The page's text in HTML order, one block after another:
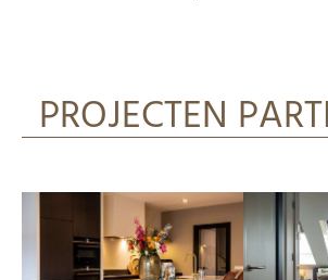
PROJECTEN